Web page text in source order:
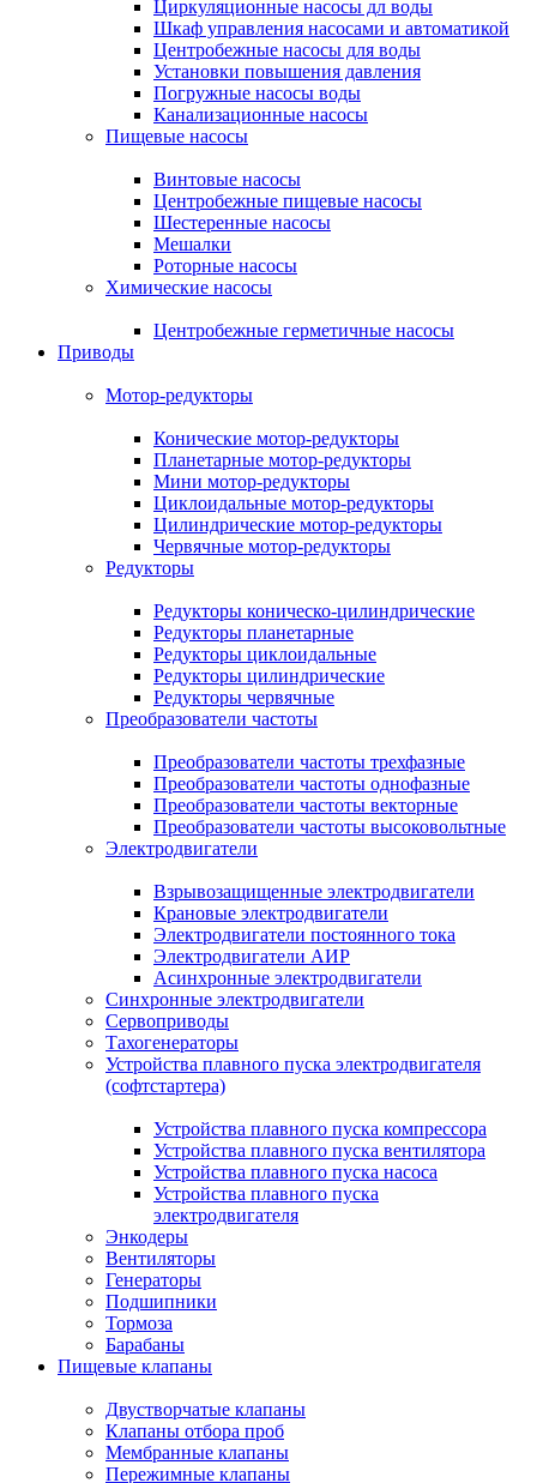
Циркуляционные насосы дл воды
Шкаф управления насосами и автоматикой
Центробежные насосы для воды
Установки повышения давления
Погружные насосы воды
Канализационные насосы
Пищевые насосы
Винтовые насосы
Центробежные пищевые насосы
Шестеренные насосы
Мешалки
Роторные насосы
Химические насосы
Центробежные герметичные насосы
Приводы
Мотор-редукторы
Конические мотор-редукторы
Планетарные мотор-редукторы
Мини мотор-редукторы
Циклоидальные мотор-редукторы
Цилиндрические мотор-редукторы
Червячные мотор-редукторы
Редукторы
Редукторы коническо-цилиндрические
Редукторы планетарные
Редукторы циклоидальные
Редукторы цилиндрические
Редукторы червячные
Преобразователи частоты
Преобразователи частоты трехфазные
Преобразователи частоты однофазные
Преобразователи частоты векторные
Преобразователи частоты высоковольтные
Электродвигатели
Взрывозащищенные электродвигатели
Крановые электродвигатели
Электродвигатели постоянного тока
Электродвигатели АИР
Асинхронные электродвигатели
Синхронные электродвигатели
Сервоприводы
Тахогенераторы
Устройства плавного пуска электродвигателя
(софтстартера)
Устройства плавного пуска компрессора
Устройства плавного пуска вентилятора
Устройства плавного пуска насоса
Устройства плавного пуска
электродвигателя
Энкодеры
Вентиляторы
Генераторы
Подшипники
Тормоза
Барабаны
Пищевые клапаны
Двустворчатые клапаны
Клапаны отбора проб
Мембранные клапаны
Пережимные клапаны